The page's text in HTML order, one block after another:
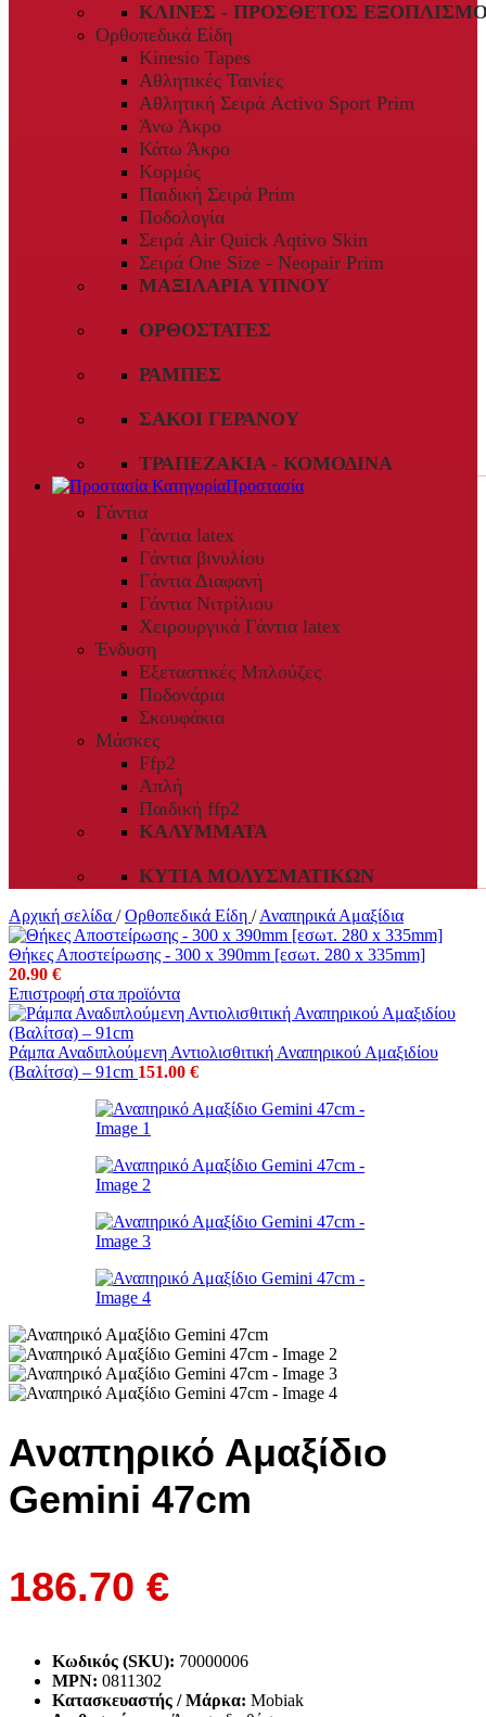
ΚΛΊΝΕΣ - ΠΡΌΣΘΕΤΟΣ
Ορθοπεδικά Είδη
Kinesio Tapes
Αθλητικές Ταινίες
Αθλητική Σειρά Activo Sport Prim
Άνω Άκρο
Κάτω Άκρο
Κορμός
Παιδική Σειρά Prim
Ποδολογία
Σειρά Air Quick Aqtivo Skin
Σειρά One Size - Neopair Prim
ΜΑΞΙΛΆΡΙΑ ΎΠΝΟΥ
ΟΡΘΟΣΤΆΤΕΣ
ΡΆΜΠΕΣ
ΣΆΚΟΙ ΓΕΡΑΝΟΎ
ΤΡΑΠΕΖΆΚΙΑ - ΚΟΜΟΔΊΝΑ
Προστασία
Γάντια
Γάντια latex
Γάντια βινυλίου
Γάντια Διαφανή
Γάντια Νιτρίλιου
Χειρουργικά Γάντια latex
Ένδυση
Εξεταστικές Μπλούζες
Ποδονάρια
Σκουφάκια
Μάσκες
Ffp2
Απλή
Παιδική ffp2
ΚΑΛΎΜΜΑΤΑ
ΚΥΤΊΑ ΜΟΛΥΣΜΑΤΙΚΏΝ
Αρχική σελίδα / Ορθοπεδικά Είδη / Αναπηρικά Αμαξίδια
Θήκες Αποστείρωσης - 300 x 390mm [εσωτ. 280 x 335mm]
20.90 €
Επιστροφή στα προϊόντα
Ράμπα Αναδιπλούμενη Αντιολισθιτική Αναπηρικού Αμαξιδίου
(Βαλίτσα) – 91cm 151.00 €
Αναπηρικό Αμαξίδιο
Gemini 47cm
186.70 €
Κωδικός (SKU): 70000006
MPN: 0811302
Κατασκευαστής / Μάρκα: Mobiak